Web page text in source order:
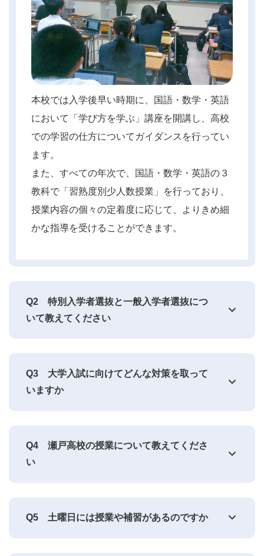
本校では入学後早い時期に、国語・数学・英語
において「学び方を学ぶ」講座を開講し、高校
での学習の仕方についてガイダンスを行ってい
ます。
また、すべての年次で、国語・数学・英語の３
教科で「習熟度別少人数授業」を行っており、
授業内容の個々の定着度に応じて、よりきめ細
かな指導を受けることができます。
Q2特別入学者選抜と一般入学者選抜につ
いて教えてください
Q3 大学入試に向けてどんな対策を取って
いますか
Q4瀬戸高校の授業について教えてくださ
い
Q5 土曜日には授業や補習があるのですか